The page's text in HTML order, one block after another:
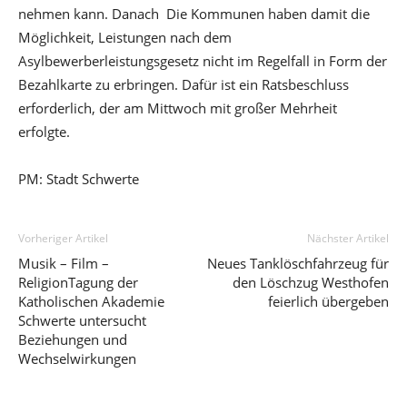
nehmen kann. Danach Die Kommunen haben damit die
Möglichkeit, Leistungen nach dem
Asylbewerberleistungsgesetz nicht im Regelfall in Form der
Bezahlkarte zu erbringen. Dafür ist ein Ratsbeschluss
erforderlich, der am Mittwoch mit großer Mehrheit
erfolgte.
PM: Stadt Schwerte
Vorheriger Artikel
Musik – Film –
ReligionTagung der
Katholischen Akademie
Schwerte untersucht
Beziehungen und
Wechselwirkungen
Nächster Artikel
Neues Tanklöschfahrzeug für
den Löschzug Westhofen
feierlich übergeben